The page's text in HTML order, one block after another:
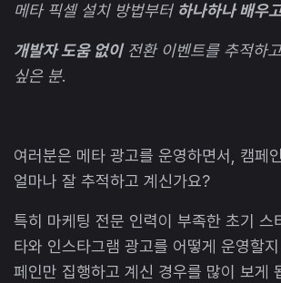
메타 픽셀 설치 방법부터 하나하나 배우
개발자 도움 없이전환 이벤트를 추적하
싶은 분.
여러분은 메타 광고를 운영하면서, 캠페
얼마나 잘 추적하고 계신가요?
특히 마케팅 전문 인력이 부족한 초기 스
타와 인스타그램 광고를 어떻게 운영할
페인만 집행하고 계신 경우를 많이 보게